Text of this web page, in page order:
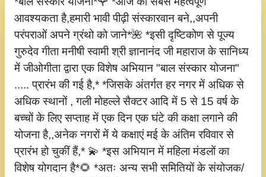
आवश्यकता है,हमारी भावी पीढ़ी संस्कारवान बने,,अपनी
परंपराओं अपने ग्रंथो को जाने*🌺 *इसी दृष्टिकोण से पूज्य
गुरुदेव गीता मनीषी स्वामी श्री ज्ञानानंद जी महाराज के सानिध्य
में जीओगीता द्वारा एक विशेष अभियान "बाल संस्कार योजना"
..... प्रारंभ की गई है,* *जिसके अंतर्गत हर नगर में अधिक से
अधिक स्थानों , गली मोहल्ले सैक्टर आदि में 5 से 15 वर्ष के
बच्चों के लिए सप्ताह में एक दिन एक घंटे की कक्षा लगाने की
योजना है,,अनेक नगरों में ये कक्षाएं मई के अंतिम रविवार से
प्रारंभ हो चुकीं हैं,* 💫 *इस अभियान में महिला मंडलों का
विशेष योगदान है*🌻 *अतः अन्य सभी समितियों के संयोजक/